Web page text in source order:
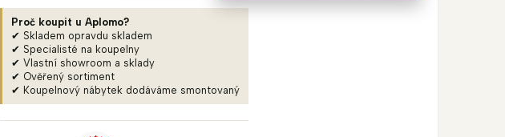
Proč koupit u Aplomo?
✔ Skladem opravdu skladem
✔ Specialisté na koupelny
✔ Vlastní showroom a sklady
✔ Ověřený sortiment
✔ Koupelnový nábytek dodáváme smontovaný